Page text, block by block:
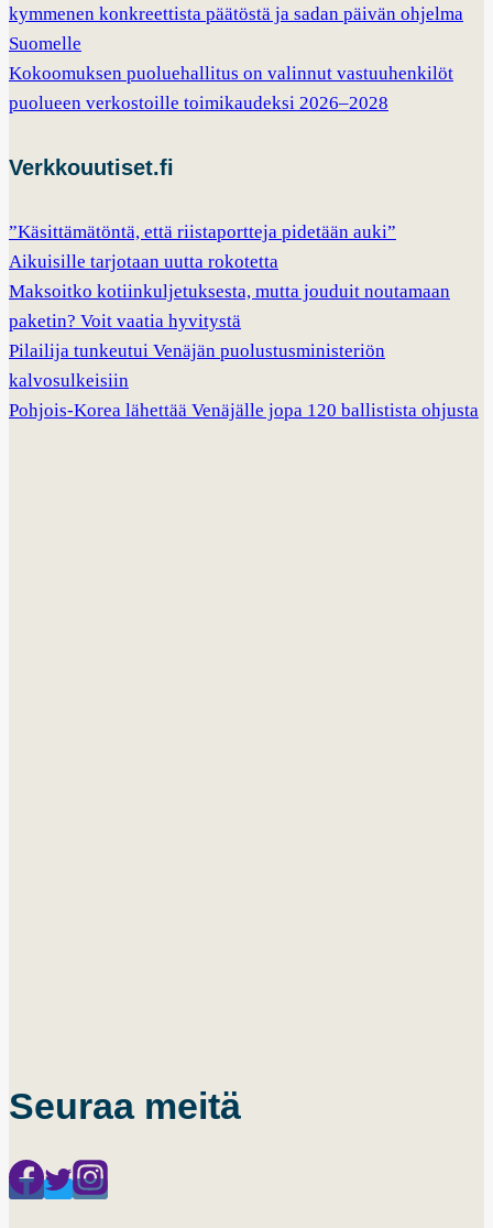
kymmenen konkreettista päätöstä ja sadan päivän ohjelma
Suomelle
Kokoomuksen puoluehallitus on valinnut vastuuhenkilöt
puolueen verkostoille toimikaudeksi 2026–2028
Verkkouutiset.fi
”Käsittämätöntä, että riistaportteja pidetään auki”
Aikuisille tarjotaan uutta rokotetta
Maksoitko kotiinkuljetuksesta, mutta jouduit noutamaan
paketin? Voit vaatia hyvitystä
Pilailija tunkeutui Venäjän puolustusministeriön
kalvosulkeisiin
Pohjois-Korea lähettää Venäjälle jopa 120 ballistista ohjusta
Seuraa meitä